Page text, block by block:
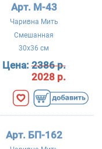
Арт. М-43
Чаривна Мить
Смешанная
30x36 см
Цена:2386 р.
2028 р.
Арт. БП-162